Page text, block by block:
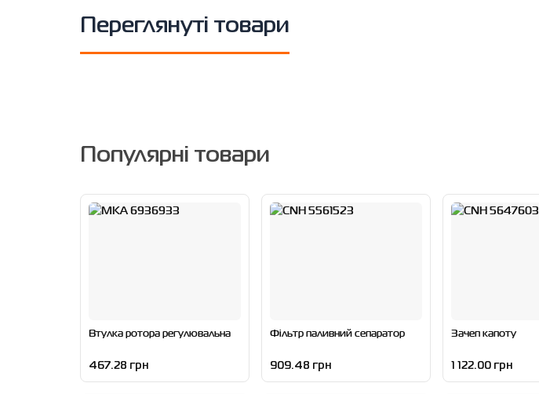
Переглянуті товари
Популярні товари
Втулка ротора регулювальна
467.28 грн
Фільтр паливний сепаратор
909.48 грн
Зачеп капоту
1 122.00 грн